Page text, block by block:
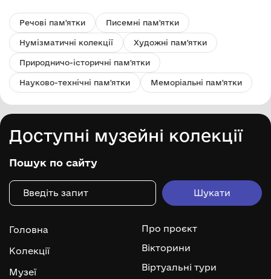
Речові пам'ятки Писемні пам'ятки
Нумізматичні колекції Художні пам'ятки
Природничо-історичні пам'ятки
Науково-технічні пам'ятки Меморіальні пам'ятки
Доступні музейні колекції
Пошук по сайту
Головна
Колекції
Музеї
Про проєкт
Вікторини
Віртуальні тури